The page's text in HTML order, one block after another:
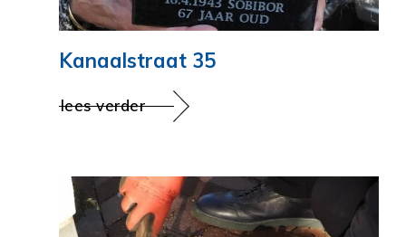
Kanaalstraat 35
lees verder